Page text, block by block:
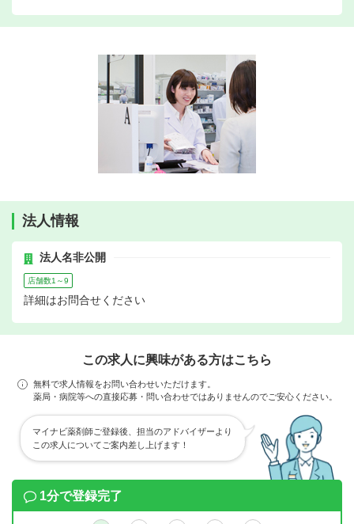
法人情報
法人名非公開
店舗数1～9
詳細はお問合せください
この求人に興味がある方はこちら
無料で求人情報をお問い合わせいただけます。
薬局・病院等への直接応募・問い合わせではありませんのでご安心ください。
マイナビ薬剤師ご登録後、担当のアドバイザーより
この求人についてご案内差し上げます！
1分で登録完了